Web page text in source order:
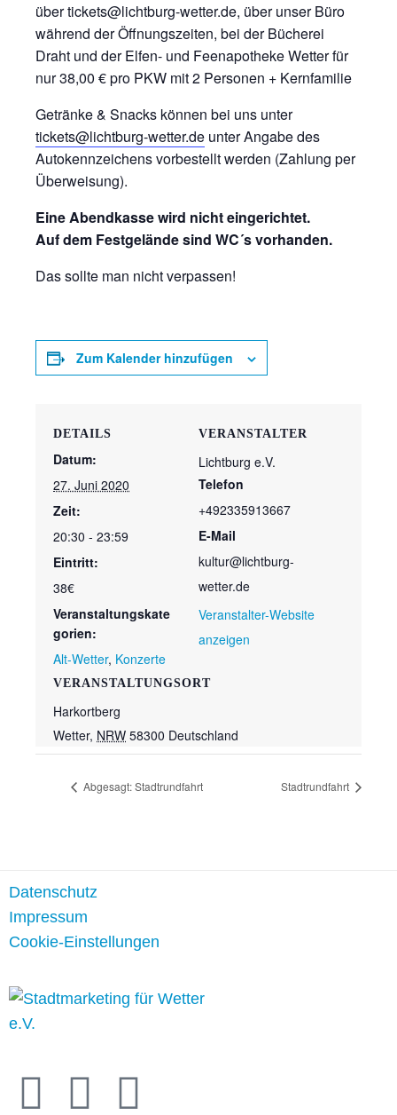
über tickets@lichtburg-wetter.de, über unser Büro
während der Öffnungszeiten, bei der Bücherei
Draht und der Elfen- und Feenapotheke Wetter für
nur 38,00 € pro PKW mit 2 Personen + Kernfamilie
Getränke & Snacks können bei uns unter
tickets@lichtburg-wetter.de unter Angabe des
Autokennzeichens vorbestellt werden (Zahlung per
Überweisung).
Eine Abendkasse wird nicht eingerichtet.
Auf dem Festgelände sind WC´s vorhanden.
Das sollte man nicht verpassen!
Zum Kalender hinzufügen
DETAILS
Datum:
27. Juni 2020
Zeit:
20:30 - 23:59
Eintritt:
38€
Veranstaltungskate
gorien:
Alt-Wetter, Konzerte
VERANSTALTUNGSORT
Harkortberg
Wetter, NRW 58300 Deutschland
VERANSTALTER
Lichtburg e.V.
Telefon
+492335913667
E-Mail
kultur@lichtburg-
wetter.de
Veranstalter-Website
anzeigen
Abgesagt: Stadtrundfahrt Stadtrundfahrt
Datenschutz
Impressum
Cookie-Einstellungen